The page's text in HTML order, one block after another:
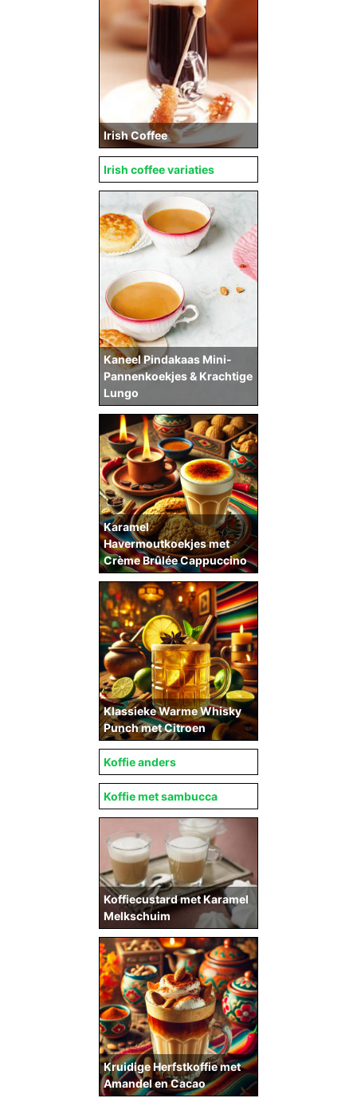
Irish Coffee
Irish coffee variaties
Kaneel Pindakaas Mini-
Pannenkoekjes & Krachtige
Lungo
Karamel
Havermoutkoekjes met
Crème Brûlée Cappuccino
Klassieke Warme Whisky
Punch met Citroen
Koffie anders
Koffie met sambucca
Koffiecustard met Karamel
Melkschuim
Kruidige Herfstkoffie met
Amandel en Cacao